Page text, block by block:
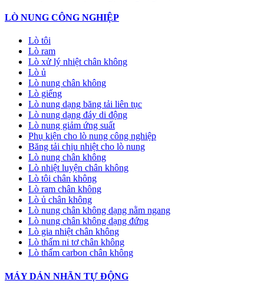
LÒ NUNG CÔNG NGHIỆP
Lò tôi
Lò ram
Lò xử lý nhiệt chân không
Lò ủ
Lò nung chân không
Lò giếng
Lò nung dạng băng tải liên tục
Lò nung dạng đáy di động
Lò nung giảm ứng suất
Phụ kiện cho lò nung công nghiệp
Băng tải chịu nhiệt cho lò nung
Lò nung chân không
Lò nhiệt luyện chân không
Lò tôi chân không
Lò ram chân không
Lò ủ chân không
Lò nung chân không dạng nằm ngang
Lò nung chân không dạng đứng
Lò gia nhiệt chân không
Lò thấm ni tơ chân không
Lò thấm carbon chân không
MÁY DÁN NHÃN TỰ ĐỘNG